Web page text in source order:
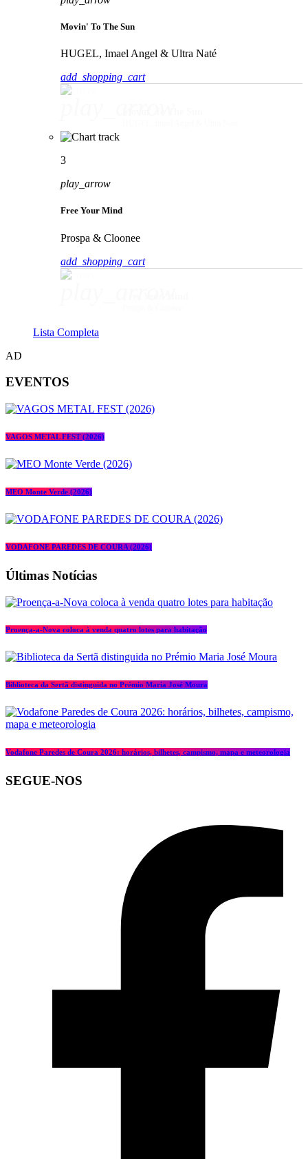
Movin' To The Sun
HUGEL, Imael Angel & Ultra Naté
add_shopping_cart
3
play_arrow
Free Your Mind
Prospa & Cloonee
add_shopping_cart
Lista Completa
AD
EVENTOS
VAGOS METAL FEST (2026)
MEO Monte Verde (2026)
VODAFONE PAREDES DE COURA (2026)
Últimas Notícias
Proença-a-Nova coloca à venda quatro lotes para habitação
Biblioteca da Sertã distinguida no Prémio Maria José Moura
Vodafone Paredes de Coura 2026: horários, bilhetes, campismo, mapa e meteorologia
SEGUE-NOS